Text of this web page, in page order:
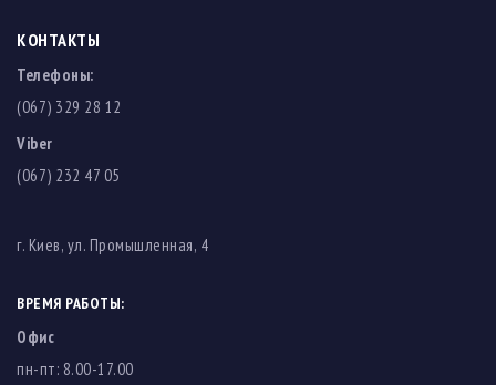
КОНТАКТЫ
Телефоны:
(067) 329 28 12
Viber
(067) 232 47 05
г. Киев, ул. Промышленная, 4
ВРЕМЯ РАБОТЫ:
Офис
пн-пт: 8.00-17.00